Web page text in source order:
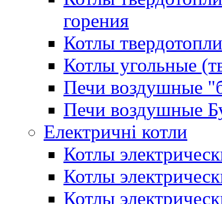
горения
Котлы
Котлы угольные
Печи воздушные
Печи воздушные
Електричні котли
Котлы
Котлы
Котлы